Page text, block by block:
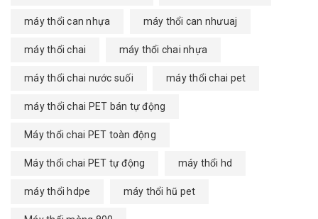
máy thổi can nhựa máy thổi can nhưuaj
máy thổi chai máy thổi chai nhựa
máy thổi chai nước suối máy thổi chai pet
máy thổi chai PET bán tự động
Máy thổi chai PET toàn động
Máy thổi chai PET tự động máy thổi hd
máy thổi hdpe máy thổi hũ pet